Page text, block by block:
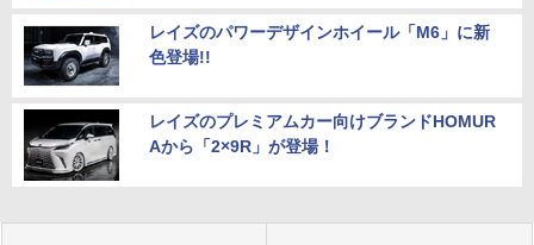
レイズのパワーデザインホイール「M6」に新
色登場!!
レイズのプレミアムカー向けブランドHOMUR
Aから「2×9R」が登場！